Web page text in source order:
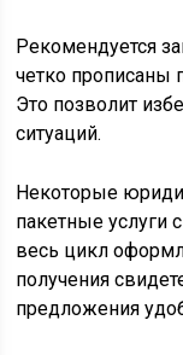
Рекомендуется
четко прописаны
Это позволит
ситуаций.
Некоторые
пакетные
весь цикл
получения
предложения